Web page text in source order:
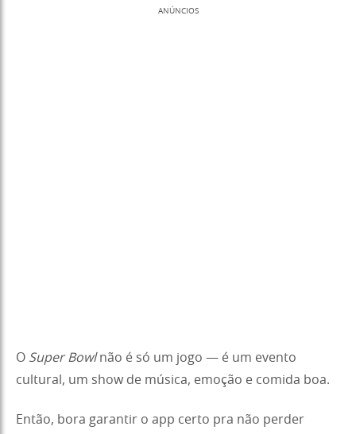
ANÚNCIOS
O Super Bowlnão é só um jogo — é um evento
cultural, um show de música, emoção e comida boa.
Então, bora garantir o app certo pra não perder